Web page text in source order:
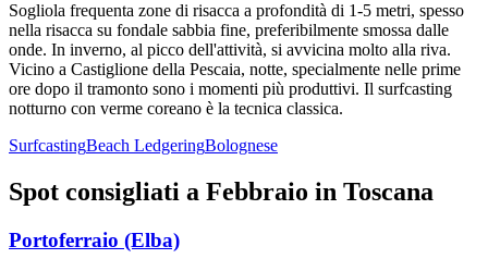
Sogliola frequenta zone di risacca a profondità di 1-5 metri, spesso
nella risacca su fondale sabbia fine, preferibilmente smossa dalle
onde. In inverno, al picco dell'attività, si avvicina molto alla riva.
Vicino a Castiglione della Pescaia, notte, specialmente nelle prime
ore dopo il tramonto sono i momenti più produttivi. Il surfcasting
notturno con verme coreano è la tecnica classica.
SurfcastingBeach LedgeringBolognese
Spot consigliati a Febbraio in Toscana
Portoferraio (Elba)